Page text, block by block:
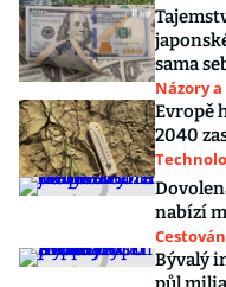
sama
Názory
Evropě
2040
nabízí
Bývalý